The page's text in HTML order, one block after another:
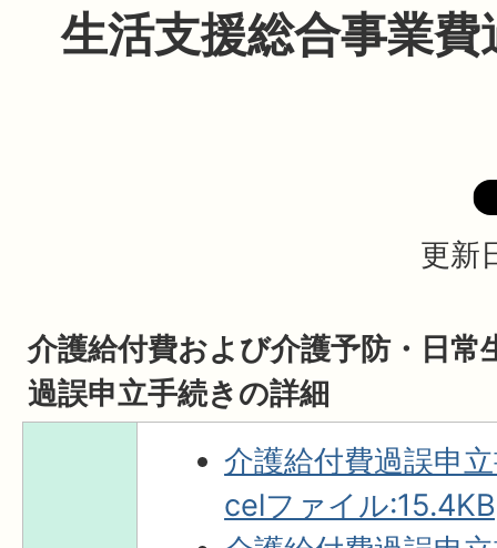
生活支援総合事業費
更新
介護給付費および介護予防・日常
過誤申立手続きの詳細
介護給付費過誤申
celファイル